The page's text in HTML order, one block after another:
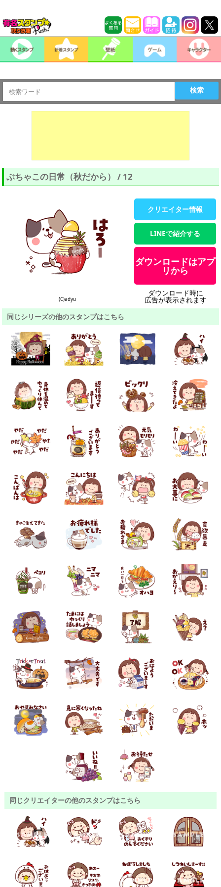
検索
ぶちゃこの日常（秋だから） / 12
(C)adyu
クリエイター情報
LINEで紹介する
ダウンロードはアプ
リから
ダウンロード時に
広告が表示されます
同じシリーズの他のスタンプはこちら
同じクリエイターの他のスタンプはこちら